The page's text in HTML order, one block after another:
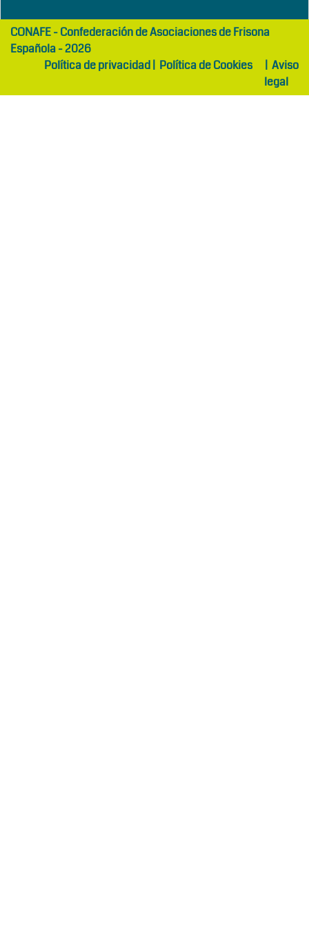
girls
abaya
maltepe
otelCONAFE - Confederación de Asociaciones de Frisona
Española - 2026
Política de privacidad| Política de Cookies | Aviso
legal